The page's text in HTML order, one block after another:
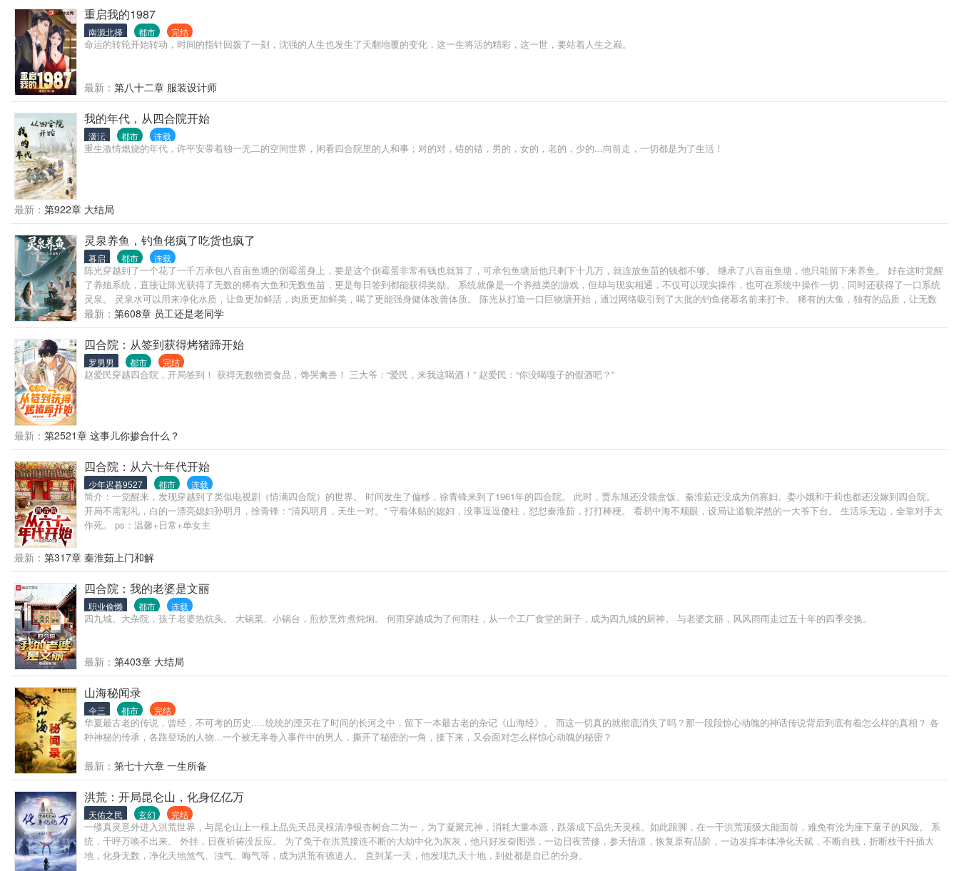
重启我的1987
南源北择 都市 完结
命运的转轮开始转动，时间的指针回拨了一刻，沈强的人生也发生了天翻地覆的变化，这一生将活的精彩，这一世，要站着人生之巅。
最新： 第八十二章 服装设计师
我的年代，从四合院开始
潇沄 都市 连载
重生激情燃烧的年代，许平安带着独一无二的空间世界，闲看四合院里的人和事；对的对，错的错，男的，女的，老的，少的...向前走，一切都是为了生活！
最新： 第922章 大结局
灵泉养鱼，钓鱼佬疯了吃货也疯了
暮启 都市 连载
陈光穿越到了一个花了一千万承包八百亩鱼塘的倒霉蛋身上，要是这个倒霉蛋非常有钱也就算了，可承包鱼塘后他只剩下十几万，就连放鱼苗的钱都不够。 继承了八百亩鱼塘，他只能留下来养鱼。 好在这时觉醒
了养殖系统，直接让陈光获得了无数的稀有大鱼和无数鱼苗，更是每日签到都能获得奖励。 系统就像是一个养殖类的游戏，但却与现实相通，不仅可以现实操作，也可在系统中操作一切，同时还获得了一口系统
灵泉。 灵泉水可以用来净化水质，让鱼更加鲜活，肉质更加鲜美，喝了更能强身健体改善体质。 陈光从打造一口巨物塘开始，通过网络吸引到了大批的钓鱼佬慕名前来打卡。 稀有的大鱼，独有的品质，让无数
人趋之若鹜。 有人说他是黑心老板，但却心甘情愿被他盘，特别是那些女钓手，一次次的被盘后还哭着求他盘她们。
最新： 第608章 员工还是老同学
四合院：从签到获得烤猪蹄开始
罗男男 都市 完结
赵爱民穿越四合院，开局签到！ 获得无数物资食品，馋哭禽兽！ 三大爷：“爱民，来我这喝酒！” 赵爱民：“你没喝嘎子的假酒吧？”
最新： 第2521章 这事儿你掺合什么？
四合院：从六十年代开始
少年迟暮9527 都市 连载
简介：一觉醒来，发现穿越到了类似电视剧（情满四合院）的世界。 时间发生了偏移，徐青锋来到了1961年的四合院。 此时，贾东旭还没领盒饭、秦淮茹还没成为俏寡妇。娄小娥和于莉也都还没嫁到四合院。
开局不需彩礼，白的一漂亮媳妇孙明月，徐青锋：“清风明月，天生一对。” 守着体贴的媳妇，没事逗逗傻柱，怼怼秦淮茹，打打棒梗。 看易中海不顺眼，设局让道貌岸然的一大爷下台。 生活乐无边，全靠对手太
作死。 ps：温馨+日常+单女主
最新： 第317章 秦淮茹上门和解
四合院：我的老婆是文丽
职业偷懒 都市 连载
四九城、大杂院，孩子老婆热炕头。 大锅菜、小锅台，煎炒烹炸煮炖焖。 何雨穿越成为了何雨柱，从一个工厂食堂的厨子，成为四九城的厨神。 与老婆文丽，风风雨雨走过五十年的四季变换。
最新： 第403章 大结局
山海秘闻录
仐三 都市 完结
华夏最古老的传说，曾经，不可考的历史.....统统的湮灭在了时间的长河之中，留下一本最古老的杂记《山海经》。 而这一切真的就彻底消失了吗？那一段段惊心动魄的神话传说背后到底有着怎么样的真相？ 各
种神秘的传承，各路登场的人物...一个被无辜卷入事件中的男人，撕开了秘密的一角，接下来，又会面对怎么样惊心动魄的秘密？
最新： 第七十六章 一生所备
洪荒：开局昆仑山，化身亿亿万
天佑之民 玄幻 完结
一缕真灵意外进入洪荒世界，与昆仑山上一根上品先天品灵根清净银杏树合二为一，为了凝聚元神，消耗大量本源，跌落成下品先天灵根。如此跟脚，在一干洪荒顶级大能面前，难免有沦为座下童子的风险。 系
统，千呼万唤不出来。 外挂，日夜祈祷没反应。 为了免于在洪荒接连不断的大劫中化为灰灰，他只好发奋图强，一边日夜苦修，参天悟道，恢复原有品阶，一边发挥本体净化天赋，不断自残，折断枝干扦插大
地，化身无数，净化天地煞气、浊气、晦气等，成为洪荒有德道人。 直到某一天，他发现九天十地，到处都是自己的分身。